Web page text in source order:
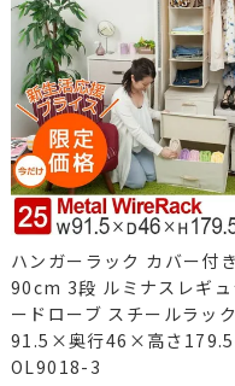
ハンガーラック カバー付
90cm 3段 ルミナスレギュ
ードローブ スチールラッ
91.5×奥行46×高さ
OL9018-3